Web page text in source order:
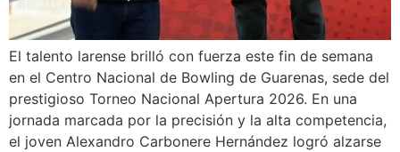
El talento larense brilló con fuerza este fin de semana
en el Centro Nacional de Bowling de Guarenas, sede del
prestigioso Torneo Nacional Apertura 2026. En una
jornada marcada por la precisión y la alta competencia,
el joven Alexandro Carbonere Hernández logró alzarse